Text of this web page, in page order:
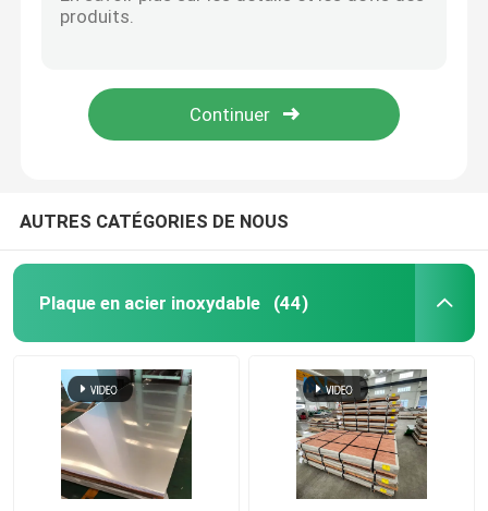
Tuyau d'acier inoxydable
Barre d'acier inoxydable
Alliage de nickel
Alliage de Hastelloy
AUTRES CATÉGORIES DE NOUS
Plaque en acier inoxydable (44)